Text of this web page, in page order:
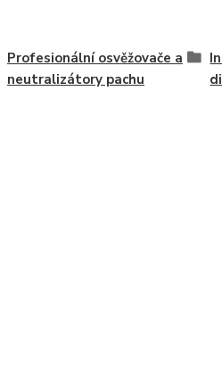
Profesionální osvěžovače a
neutralizátory pachu